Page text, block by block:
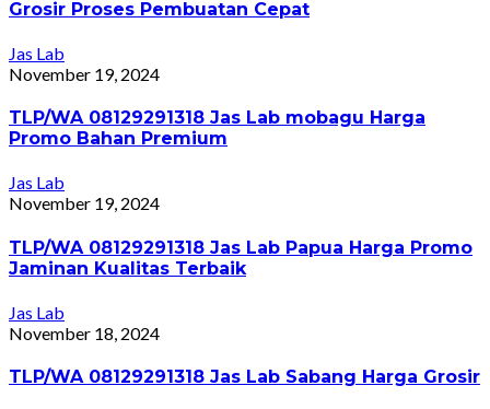
Grosir Proses Pembuatan Cepat
Jas Lab
November 19, 2024
TLP/WA 08129291318 Jas Lab mobagu Harga
Promo Bahan Premium
Jas Lab
November 19, 2024
TLP/WA 08129291318 Jas Lab Papua Harga Promo
Jaminan Kualitas Terbaik
Jas Lab
November 18, 2024
TLP/WA 08129291318 Jas Lab Sabang Harga Grosir